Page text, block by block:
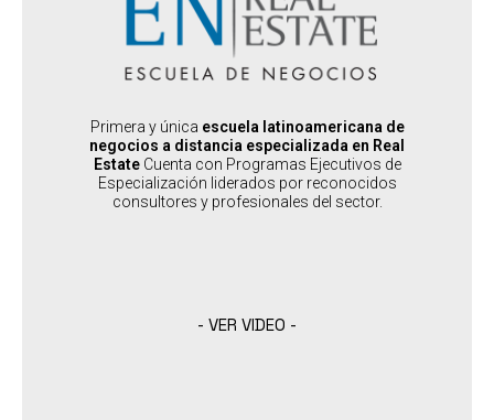
Primera y única escuela latinoamericana de
negocios a distancia especializada en Real
EstateCuenta con Programas Ejecutivos de
Especialización liderados por reconocidos
consultores y profesionales del sector.
DESTINADO A
:
Desarrolladores, Brokers, Arquitectos y Constructores. Todo quien
desee transfomarse en un actor clave del mercado del Real
Estate
SABER MÁS
- VER VIDEO -